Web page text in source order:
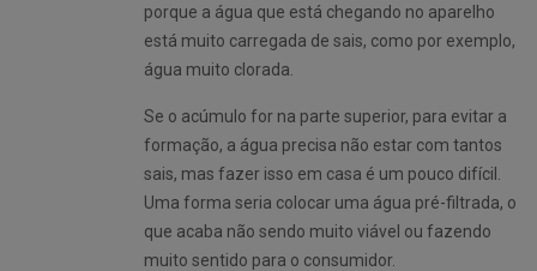
porque a água que está chegando no aparelho
está muito carregada de sais, como por exemplo,
água muito clorada.
Se o acúmulo for na parte superior, para evitar a
formação, a água precisa não estar com tantos
sais, mas fazer isso em casa é um pouco difícil.
Uma forma seria colocar uma água pré-filtrada, o
que acaba não sendo muito viável ou fazendo
muito sentido para o consumidor.